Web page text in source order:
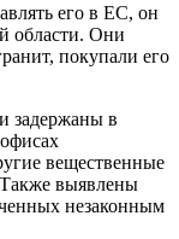
его в ЕС, он
области. Они
покупали его
задержаны в
вещественные
Также выявлены
незаконным